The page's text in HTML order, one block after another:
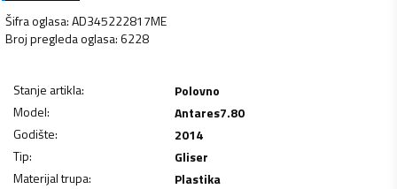
Šifra oglasa:AD345222817ME
Broj pregleda oglasa:6228
Stanje artikla:
Polovno
Model:
Antares7.80
Godište:
2014
Tip:
Gliser
Materijal trupa:
Plastika